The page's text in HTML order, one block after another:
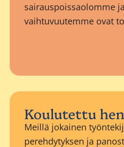
sairauspoissaolomme ja
vaihtuvuutemme ovat
Koulutettu
Meillä jokainen
perehdytyksen ja